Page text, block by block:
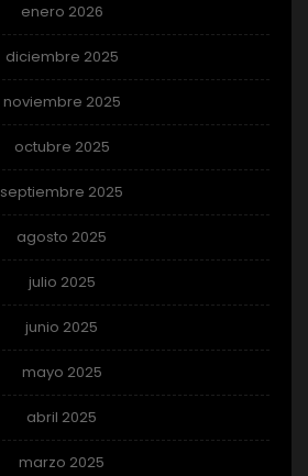
enero 2026
diciembre 2025
noviembre 2025
octubre 2025
septiembre 2025
agosto 2025
julio 2025
junio 2025
mayo 2025
abril 2025
marzo 2025